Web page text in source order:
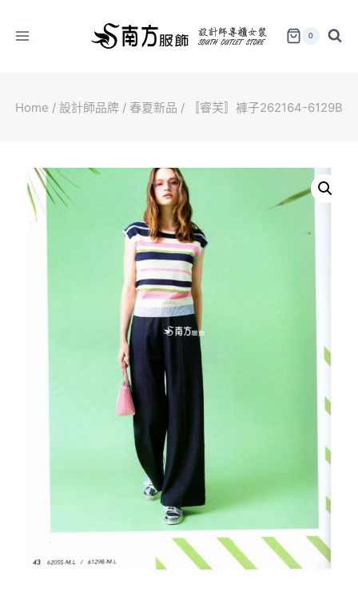
0
Home / 設計師品牌 / 春夏新品 / 〚睿芙〛褲子262164-6129B